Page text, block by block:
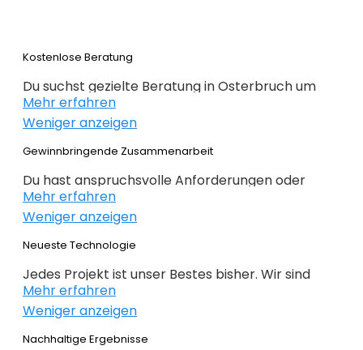
Kostenlose Beratung
Du suchst gezielte Beratung in Osterbruch um
erfolgreich im Webdesign 2022 zu sein. Wir
beraten dich kostenlos und individuell zu
Webdesign, E-Commerce,
was mit Internet zu tun hat. Du weißt noch nicht
genau wo du bei deiner Online Präsenz anfangen
sollst oder wie es weitergeht, dann bist du genau
bei derrichtigen Agentur
gebracht – nichts unnötiges!
Mehr erfahren
Weniger anzeigen
Gewinnbringende Zusammenarbeit
Du hast anspruchsvolle Anforderungen oder
Ideen und du hast genaue Ziele definiert, die du
erreichen willst? Gemeinsam mit dir planen,
konzipieren und realieren wir dein Projekt. Beim
dem Zufall. Keine intransparente Planung – nur
gewinnbringende Lösungen. Profitieren Sie von
unserer langjährigen Erfahrung!
Mehr erfahren
Weniger anzeigen
Neueste Technologie
Jedes Projekt ist unser Bestes bisher. Wir sind
immer auf der Suche nach noch besseren
Lösungen für deine geschäftlichen
Anforderungen. Das richtige CMS ermöglicht
Mehr erfahren
Weniger anzeigen
Nachhaltige Ergebnisse